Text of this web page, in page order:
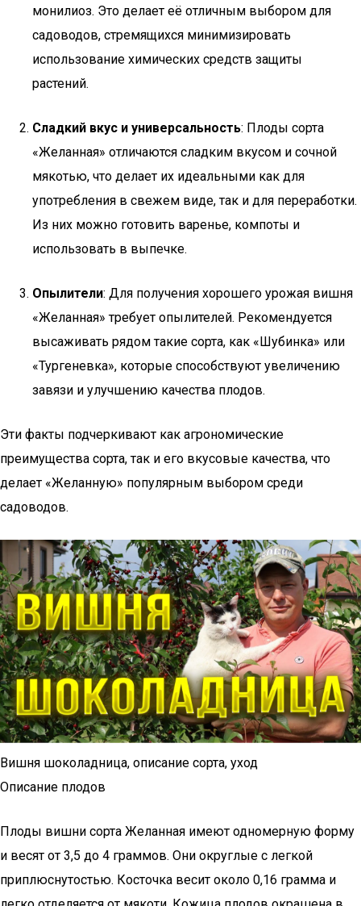
монилиоз. Это делает её отличным выбором для
садоводов, стремящихся минимизировать
использование химических средств защиты
растений.
Сладкий вкус и универсальность: Плоды сорта
«Желанная» отличаются сладким вкусом и сочной
мякотью, что делает их идеальными как для
употребления в свежем виде, так и для переработки.
Из них можно готовить варенье, компоты и
использовать в выпечке.
Опылители: Для получения хорошего урожая вишня
«Желанная» требует опылителей. Рекомендуется
высаживать рядом такие сорта, как «Шубинка» или
«Тургеневка», которые способствуют увеличению
завязи и улучшению качества плодов.
Эти факты подчеркивают как агрономические
преимущества сорта, так и его вкусовые качества, что
делает «Желанную» популярным выбором среди
садоводов.
Вишня шоколадница, описание сорта, уход
Описание плодов
Плоды вишни сорта Желанная имеют одномерную форму
и весят от 3,5 до 4 граммов. Они округлые с легкой
приплюснутостью. Косточка весит около 0,16 грамма и